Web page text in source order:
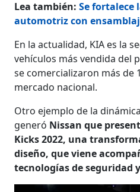
Lea también:Se fortalece
automotriz con
En la actualidad, KIA es la
vehículos más vendida del
se comercializaron más de
mercado nacional.
Otro ejemplo de la
generó Nissan que
Kicks 2022, una
diseño, que viene
tecnologías de seguridad